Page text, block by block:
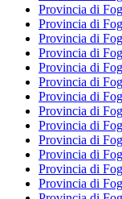
Provincia di
Provincia di
Provincia di
Provincia di
Provincia di
Provincia di
Provincia di
Provincia di
Provincia di
Provincia di
Provincia di
Provincia di
Provincia di